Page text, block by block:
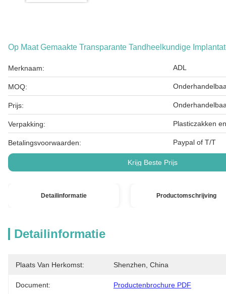
Op Maat Gemaakte Transparante Tandheelkundige
Merknaam: ADL
MOQ:
Prijs:
Verpakking: Plasticzakken
Betalingsvoorwaarden: Paypal of T/T
Krijg Beste Prijs
Detailinformatie Productomschrijving
Detailinformatie
Plaats Van Herkomst: Shenzhen, China
Document: Productenbrochure PDF